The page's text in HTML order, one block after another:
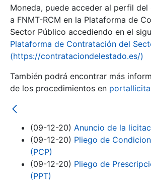
Moneda, puede acceder al perfil
a FNMT-RCM en la Plataforma de
Sector Público accediendo en el
Plataforma de Contratación del
(https://contrataciondelestado.es/)
También podrá encontrar más
de los procedimientos en
(09-12-20) Anuncio de la
(09-12-20) Pliego de
(PCP)
(09-12-20) Pliego de
(PPT)